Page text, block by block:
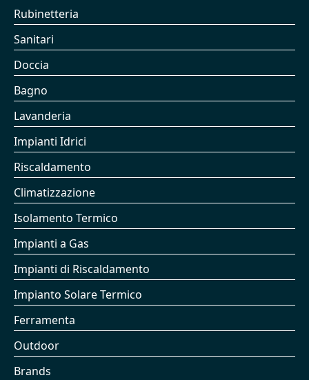
Rubinetteria
Sanitari
Doccia
Bagno
Lavanderia
Impianti Idrici
Riscaldamento
Climatizzazione
Isolamento Termico
Impianti a Gas
Impianti di Riscaldamento
Impianto Solare Termico
Ferramenta
Outdoor
Brands